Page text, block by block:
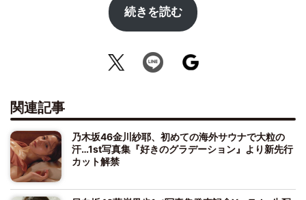
続きを読む
関連記事
乃木坂46金川紗耶、初めての海外サウナで大粒の
汗…1st写真集『好きのグラデーション』より新先行
カット解禁